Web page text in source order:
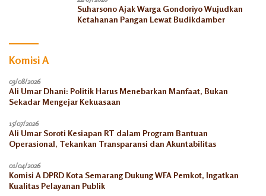
Suharsono Ajak Warga Gondoriyo Wujudkan
Ketahanan Pangan Lewat Budikdamber
Komisi A
03/08/2026
Ali Umar Dhani: Politik Harus Menebarkan Manfaat, Bukan
Sekadar Mengejar Kekuasaan
15/07/2026
Ali Umar Soroti Kesiapan RT dalam Program Bantuan
Operasional, Tekankan Transparansi dan Akuntabilitas
01/04/2026
Komisi A DPRD Kota Semarang Dukung WFA Pemkot, Ingatkan
Kualitas Pelayanan Publik